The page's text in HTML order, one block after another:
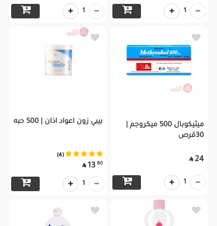
1
1
ميثيكوبال 500 ميكروجم |
30قرص
24

1
بيبي زون اعواد اذان | 500 حبه
(4)
80
13

1